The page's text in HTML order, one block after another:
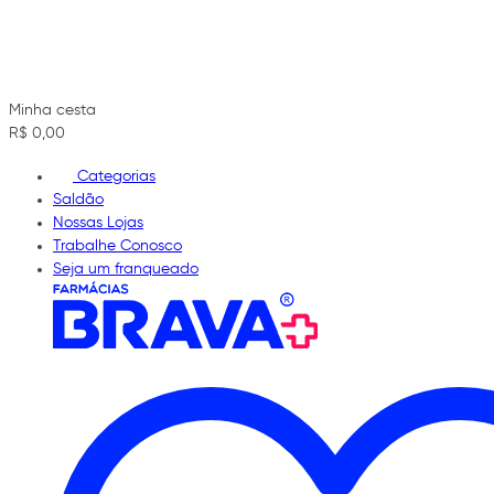
Minha cesta
R$ 0,00
Categorias
Saldão
Nossas Lojas
Trabalhe Conosco
Seja um franqueado